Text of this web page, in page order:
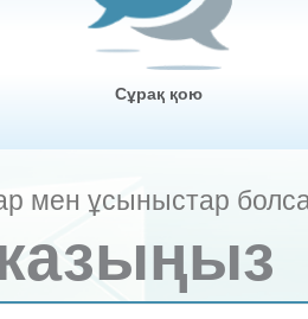
Сұрақ қою
мен ұсыныстар